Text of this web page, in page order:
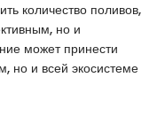
количество поливов,
но и
может принести
но и всей экосистеме